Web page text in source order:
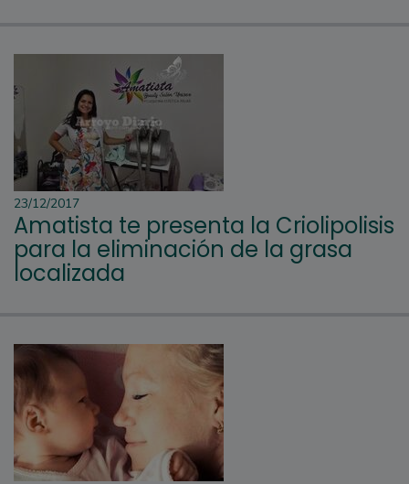
23/12/2017
Amatista te presenta la Criolipolisis
para la eliminación de la grasa
localizada